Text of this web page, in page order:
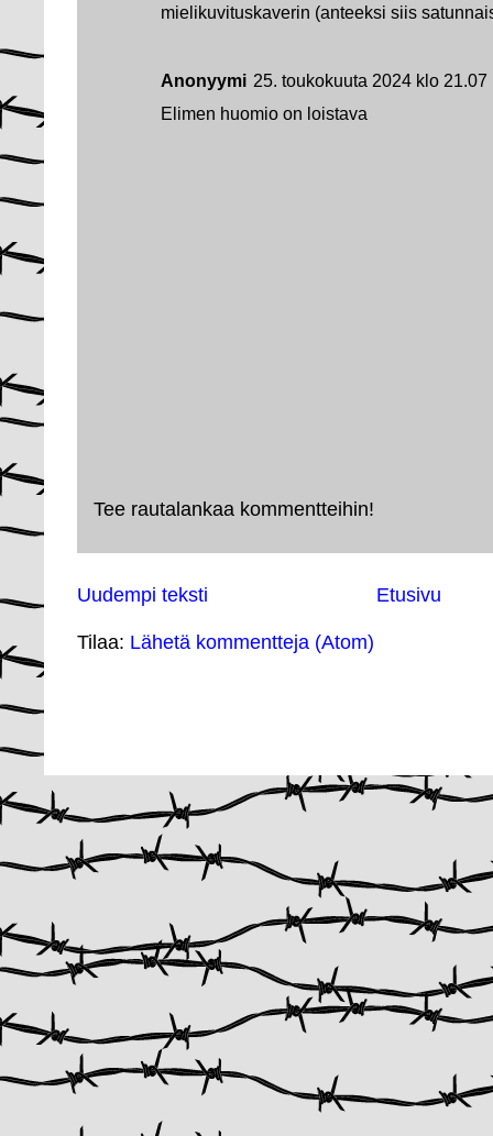
mielikuvituskaverin (anteeksi siis
Anonyymi 25. toukokuuta 2024 klo 21.07
Elimen huomio on loistava
Tee rautalankaa kommentteihin!
Uudempi teksti Etusivu
Tilaa: Lähetä kommentteja (Atom)